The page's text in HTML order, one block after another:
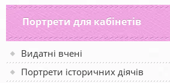
Портрети для кабінетів
Видатні вчені
Портрети історичних діячів